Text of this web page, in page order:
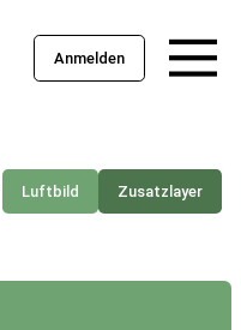
Anmelden
Luftbild Zusatzlayer